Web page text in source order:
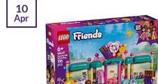
10
Apr